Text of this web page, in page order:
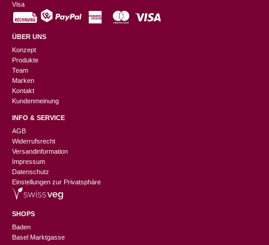
Visa
ÜBER UNS
Konzept
Produkte
Team
Marken
Kontakt
Kundenmeinung
INFO & SERVICE
AGB
Widerrufsrecht
Versandinformation
Impressum
Datenschutz
Einstellungen zur Privatsphäre
SHOPS
Baden
Basel Marktgasse